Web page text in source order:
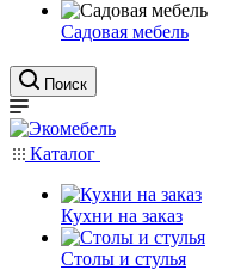
Садовая мебель
Поиск
Каталог
Кухни на заказ
Столы и стулья